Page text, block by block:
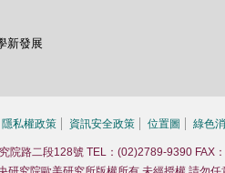
新發展
隱私權政策 資訊安全政策 位置圖 綠色
院路二段128號 TEL：(02)2789-9390 FAX